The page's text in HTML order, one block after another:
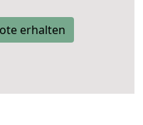
erhalten